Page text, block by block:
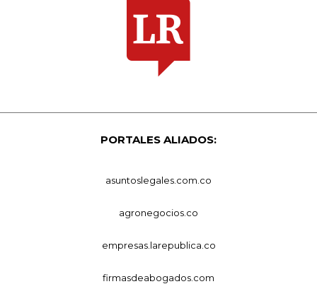
PORTALES ALIADOS:
asuntoslegales.com.co
agronegocios.co
empresas.larepublica.co
firmasdeabogados.com